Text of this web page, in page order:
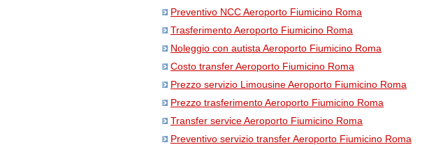
Preventivo NCC Aeroporto Fiumicino Roma
Trasferimento Aeroporto Fiumicino Roma
Noleggio con autista Aeroporto Fiumicino Roma
Costo transfer Aeroporto Fiumicino Roma
Prezzo servizio Limousine Aeroporto Fiumicino Roma
Prezzo trasferimento Aeroporto Fiumicino Roma
Transfer service Aeroporto Fiumicino Roma
Preventivo servizio transfer Aeroporto Fiumicino Roma